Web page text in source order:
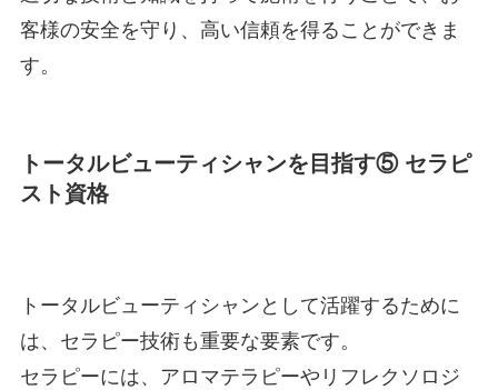
客様の安全を守り、高い信頼を得ることができま
す。
トータルビューティシャンを目指す⑤ セラピ
スト資格
トータルビューティシャンとして活躍するために
は、セラピー技術も重要な要素です。
セラピーには、アロマテラピーやリフレクソロジ